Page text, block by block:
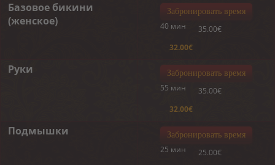
Базовое бикини
(женское)
Забронировать время
40 мин
35.00€
32.00€
Руки Забронировать время
55 мин
35.00€
32.00€
Подмышки Забронировать время
25 мин
25.00€